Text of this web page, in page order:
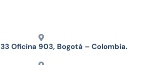
Oficina 903, Bogotá – Colombia.